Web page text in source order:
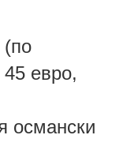
(по
евро,
османски